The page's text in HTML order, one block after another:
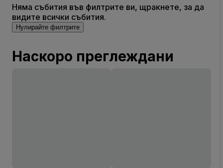
Няма събития във филтрите ви, щракнете, за да
видите всички събития.
Нулирайте филтрите
Наскоро преглеждани